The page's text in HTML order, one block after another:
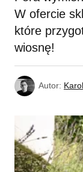
W ofercie
które
wiosnę!
Autor: